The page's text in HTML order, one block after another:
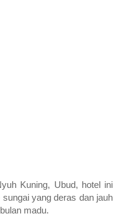
Kuning, Ubud, hotel ini
yang deras dan jauh
madu.